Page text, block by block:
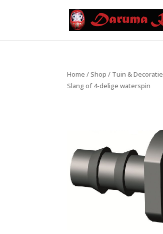
Home /Shop / Tuin & Decoratie
Slang of 4-delige waterspin